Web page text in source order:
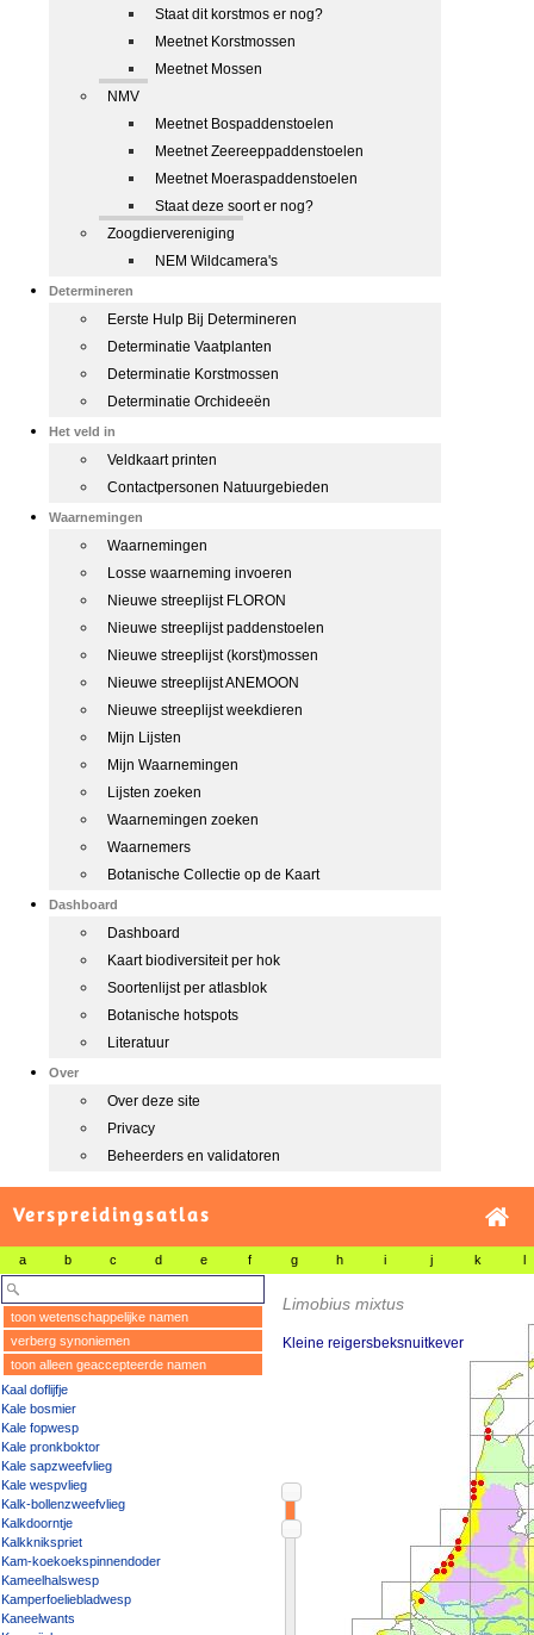
Staat dit korstmos er nog?
Meetnet Korstmossen
Meetnet Mossen
NMV
Meetnet Bospaddenstoelen
Meetnet Zeereeppaddenstoelen
Meetnet Moeraspaddenstoelen
Staat deze soort er nog?
Zoogdiervereniging
NEM Wildcamera's
Determineren
Eerste Hulp Bij Determineren
Determinatie Vaatplanten
Determinatie Korstmossen
Determinatie Orchideeën
Het veld in
Veldkaart printen
Contactpersonen Natuurgebieden
Waarnemingen
Waarnemingen
Losse waarneming invoeren
Nieuwe streeplijst FLORON
Nieuwe streeplijst paddenstoelen
Nieuwe streeplijst (korst)mossen
Nieuwe streeplijst ANEMOON
Nieuwe streeplijst weekdieren
Mijn Lijsten
Mijn Waarnemingen
Lijsten zoeken
Waarnemingen zoeken
Waarnemers
Botanische Collectie op de Kaart
Dashboard
Dashboard
Kaart biodiversiteit per hok
Soortenlijst per atlasblok
Botanische hotspots
Literatuur
Over
Over deze site
Privacy
Beheerders en validatoren
Verspreidingsatlas
a b c d e f g h i j k l
toon wetenschappelijke namen
verberg synoniemen
toon alleen geaccepteerde namen
Kaal doflijfje
Kale bosmier
Kale fopwesp
Kale pronkboktor
Kale sapzweefvlieg
Kale wespvlieg
Kalk-bollenzweefvlieg
Kalkdoorntje
Kalkknikspriet
Kam-koekoekspinnendoder
Kameelhalswesp
Kamperfoeliebladwesp
Kaneelwants
Limobius mixtus
Kleine reigersbeksnuitkever